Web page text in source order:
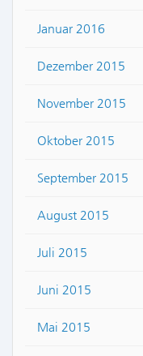
Januar 2016
Dezember 2015
November 2015
Oktober 2015
September 2015
August 2015
Juli 2015
Juni 2015
Mai 2015